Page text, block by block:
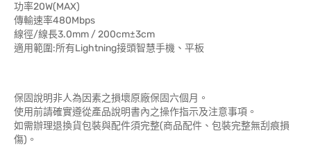
功率20W(MAX)
傳輸速率480Mbps
線徑/線長3.0mm / 200cm±3cm
適用範圍:所有Lightning接頭智慧手機、平板
保固說明非人為因素之損壞原廠保固六個月。
使用前請確實遵從產品說明書內之操作指示及注意事項。
如需辦理退換貨包裝與配件須完整(商品配件、包裝完整無刮痕損
傷)。